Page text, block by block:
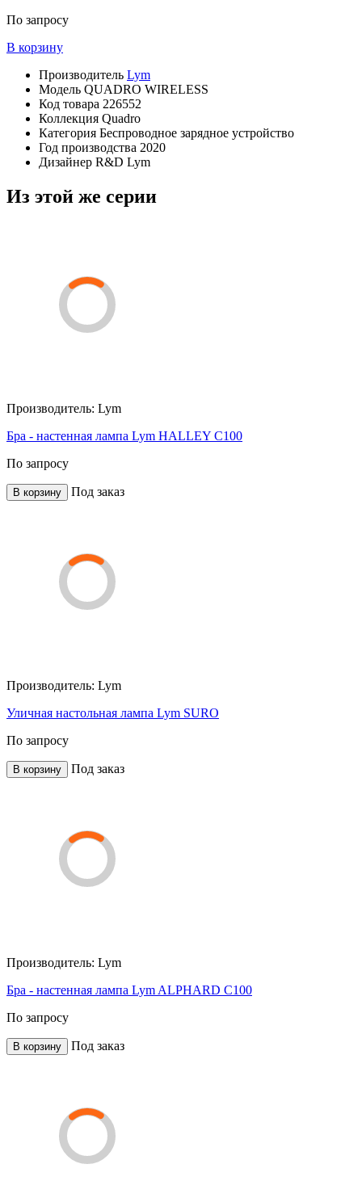
По запросу
В корзину
Производитель Lym
Модель QUADRO WIRELESS
Код товара 226552
Коллекция Quadro
Категория Беспроводное зарядное устройство
Год производства 2020
Дизайнер R&D Lym
Из этой же серии
Производитель: Lym
Бра - настенная лампа Lym HALLEY C100
По запросу
В корзину Под заказ
Производитель: Lym
Уличная настольная лампа Lym SURO
По запросу
В корзину Под заказ
Производитель: Lym
Бра - настенная лампа Lym ALPHARD C100
По запросу
В корзину Под заказ